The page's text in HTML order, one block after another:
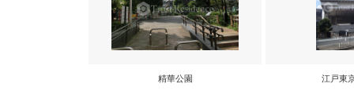
精華公園 江戸東